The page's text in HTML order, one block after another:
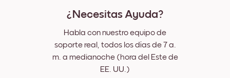
¿Necesitas Ayuda?
Habla con nuestro equipo de
soporte real, todos los días de 7 a.
m. a medianoche (hora del Este de
EE. UU.)